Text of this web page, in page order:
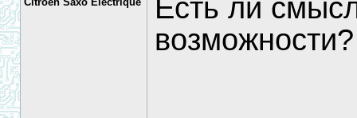
Есть ли
возможности?